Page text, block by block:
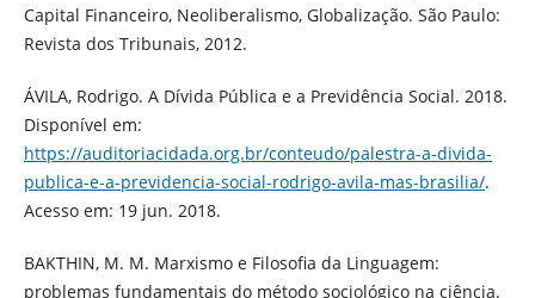
Capital Financeiro, Neoliberalismo, Globalização. São Paulo:
Revista dos Tribunais, 2012.
ÁVILA, Rodrigo. A Dívida Pública e a Previdência Social. 2018.
Disponível em:
https://auditoriacidada.org.br/conteudo/palestra-a-divida-
publica-e-a-previdencia-social-rodrigo-avila-mas-brasilia/.
Acesso em: 19 jun. 2018.
BAKTHIN, M. M. Marxismo e Filosofia da Linguagem:
problemas fundamentais do método sociológico na ciência.